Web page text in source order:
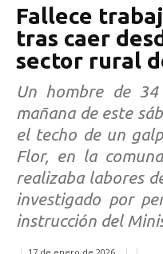
Fallece
tras caer
sector rural
Un hombre de
mañana de este
el techo de un
Flor, en la
realizaba labores
investigado por
instrucción del
17 de enero de 2026